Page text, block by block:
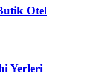
Otel
Yerleri